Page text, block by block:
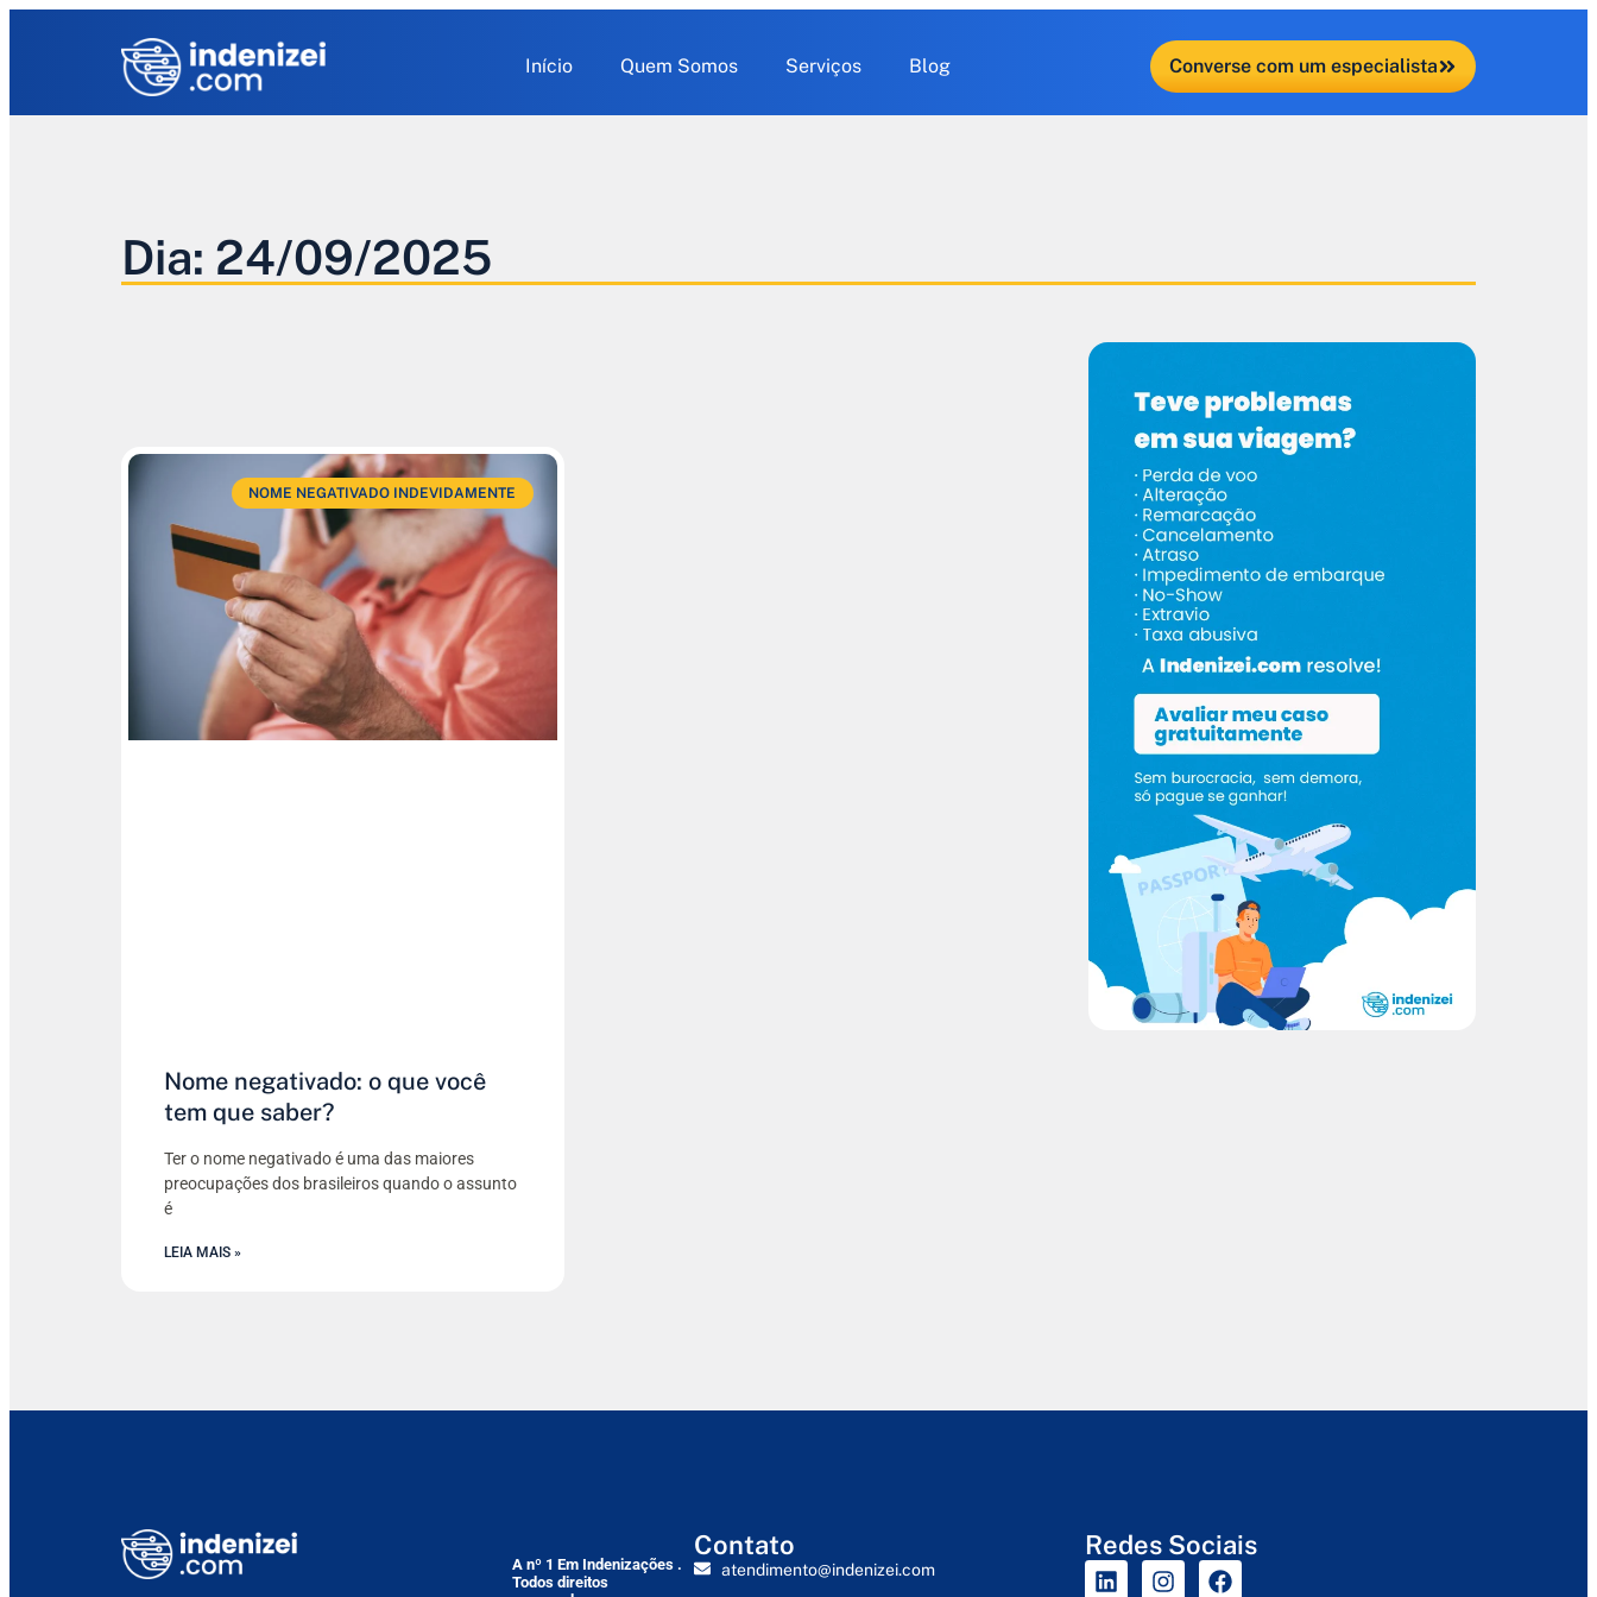
Início Quem Somos Serviços Blog Converse com um especialista
Dia: 24/09/2025
NOME NEGATIVADO INDEVIDAMENTE
Nome negativado: o que você
tem que saber?
Ter o nome negativado é uma das maiores
preocupações dos brasileiros quando o assunto
é
LEIA MAIS »
A nº 1 Em Indenizações .
Todos direitos
Contato
atendimento@indenizei.com
Redes Sociais